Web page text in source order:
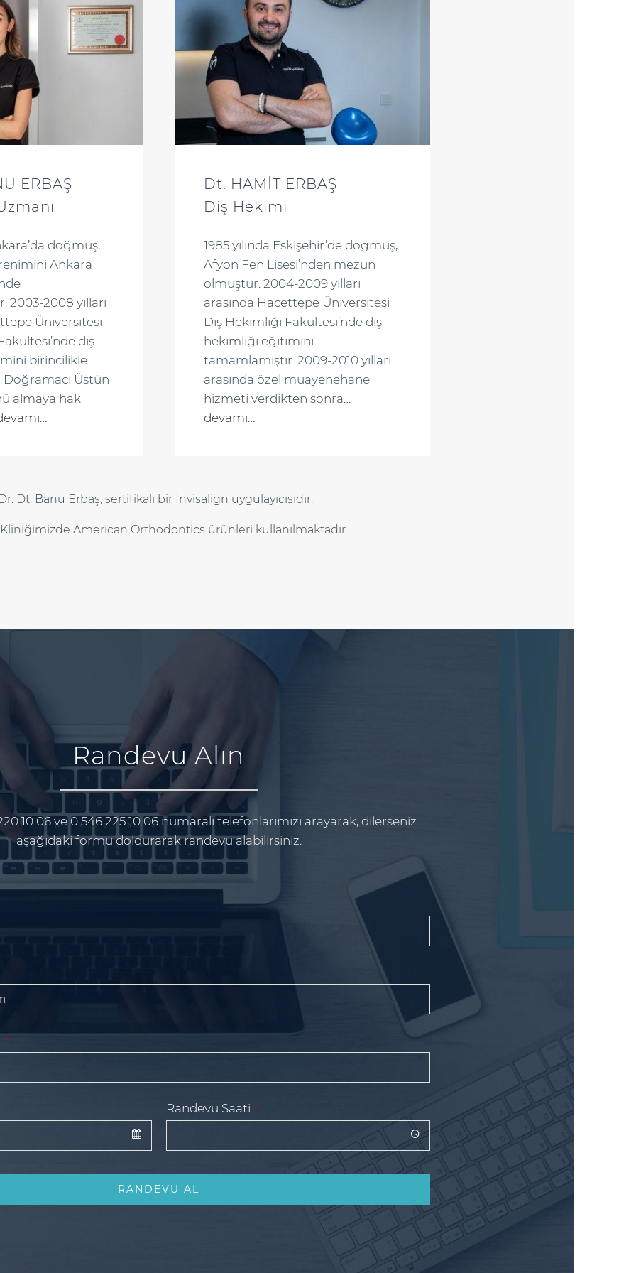
ERBAŞ
doğmuş,
Ankara
2003-2008 yılları
Üniversitesi
diş
birincilikle
Üstün
almaya hak
Dt. HAMİT ERBAŞ
Diş Hekimi
1985 yılında Eskişehir’de doğmuş,
Afyon Fen Lisesi’nden mezun
olmuştur. 2004-2009 yılları
arasında Hacettepe Üniversitesi
Diş Hekimliği Fakültesi’nde diş
hekimliği eğitimini
tamamlamıştır. 2009-2010 yılları
arasında özel muayenehane
hizmeti verdikten sonra…
devamı…
Dr. Dt. Banu Erbaş, sertifikalı bir Invisalign uygulayıcısıdır.
Kliniğimizde American Orthodontics ürünleri kullanılmaktadır.
Randevu Alın
10 06 ve 0 546 225 10 06 numaralı telefonlarımızı arayarak, dilerseniz
aşağıdaki formu doldurarak randevu alabilirsiniz.
*
Randevu Saati *
RANDEVU AL